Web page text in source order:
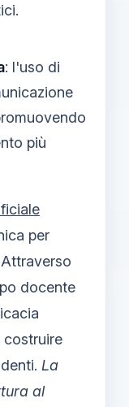
: l'uso di
più
per
docente
costruire
La
al